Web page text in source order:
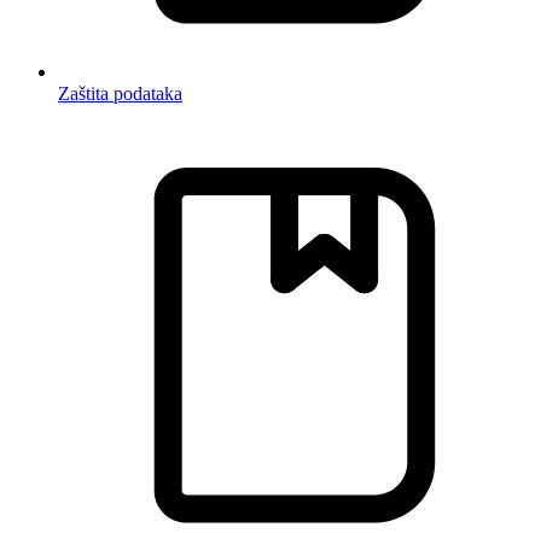
Zaštita podataka